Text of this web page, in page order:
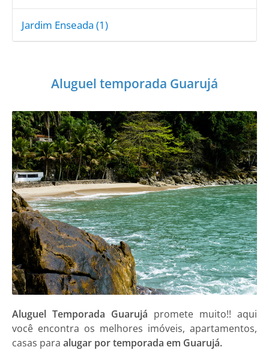
Jardim Enseada (1)
Aluguel temporada Guarujá
Aluguel Temporada Guarujá promete muito!! aqui
você encontra os melhores imóveis, apartamentos,
casas para alugar por temporada em Guarujá.